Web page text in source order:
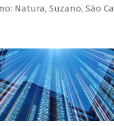
Natura, Suzano, São